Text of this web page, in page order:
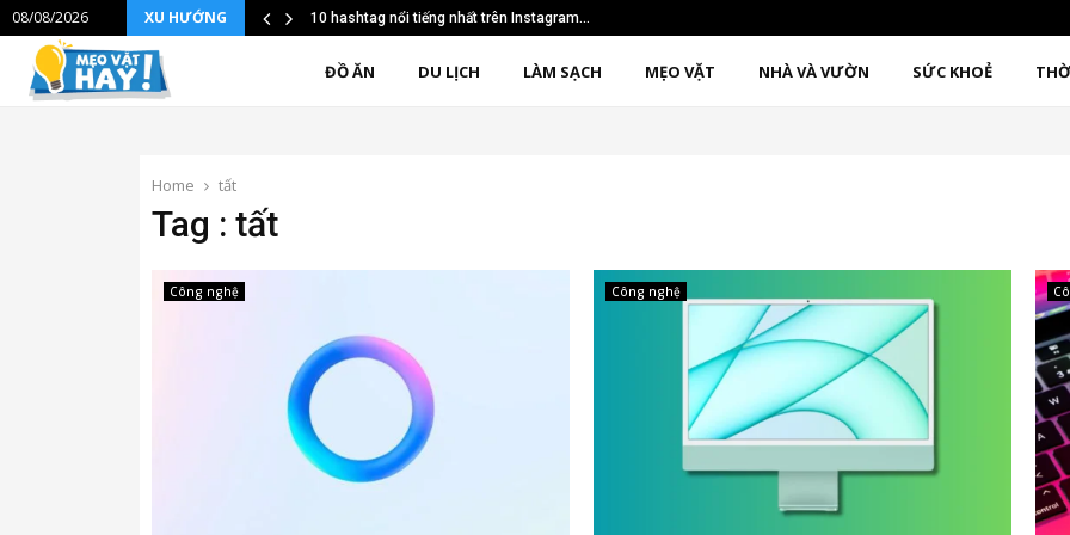
08/08/2026 XU HƯỚNG 10 hashtag nổi tiếng nhất trên Instagram…
ĐỒ ĂN DU LỊCH LÀM SẠCH MẸO VẶT NHÀ VÀ VƯỜN SỨC KHOẺ
Home tất
Tag : tất
Công nghệ Công nghệ